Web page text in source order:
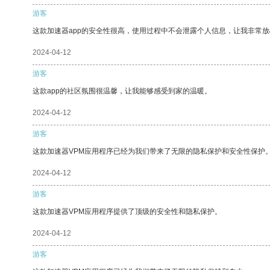
游客
这款加速器app的安全性很高，使用过程中不会泄露个人信息，让我非常
2024-04-12
游客
这款app的社区氛围很温馨，让我能够感受到家的温暖。
2024-04-12
游客
这款加速器VPM应用程序已经为我们带来了无限的隐私保护和安全性保护
2024-04-12
游客
这款加速器VPM应用程序提供了顶级的安全性和隐私保护。
2024-04-12
游客